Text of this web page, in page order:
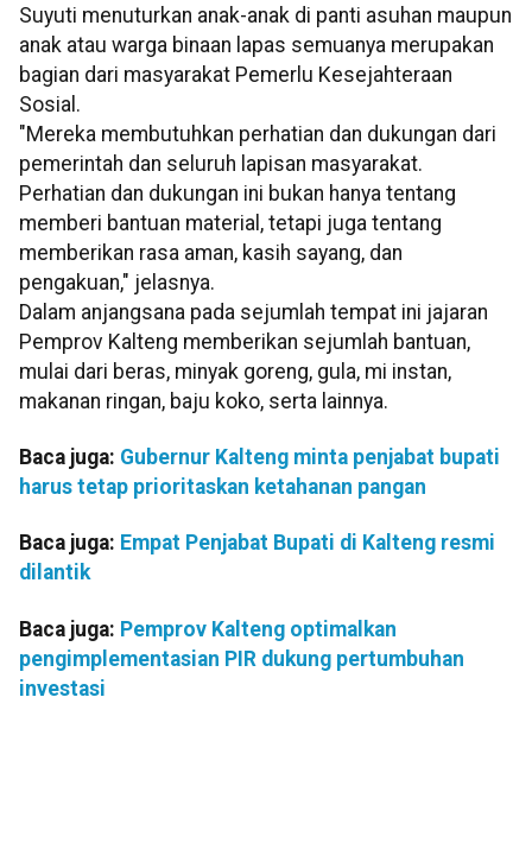
Suyuti menuturkan anak-anak di panti asuhan maupun
anak atau warga binaan lapas semuanya merupakan
bagian dari masyarakat Pemerlu Kesejahteraan
Sosial.
"Mereka membutuhkan perhatian dan dukungan dari
pemerintah dan seluruh lapisan masyarakat.
Perhatian dan dukungan ini bukan hanya tentang
memberi bantuan material, tetapi juga tentang
memberikan rasa aman, kasih sayang, dan
pengakuan," jelasnya.
Dalam anjangsana pada sejumlah tempat ini jajaran
Pemprov Kalteng memberikan sejumlah bantuan,
mulai dari beras, minyak goreng, gula, mi instan,
makanan ringan, baju koko, serta lainnya.
Baca juga: Gubernur Kalteng minta penjabat bupati
harus tetap prioritaskan ketahanan pangan
Baca juga: Empat Penjabat Bupati di Kalteng resmi
dilantik
Baca juga: Pemprov Kalteng optimalkan
pengimplementasian PIR dukung pertumbuhan
investasi